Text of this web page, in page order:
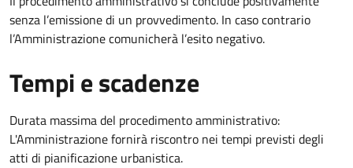
senza l’emissione di un provvedimento. In caso contrario
l’Amministrazione comunicherà l’esito negativo.
Tempi e scadenze
Durata massima del procedimento amministrativo:
L'Amministrazione fornirà riscontro nei tempi previsti degli
atti di pianificazione urbanistica.